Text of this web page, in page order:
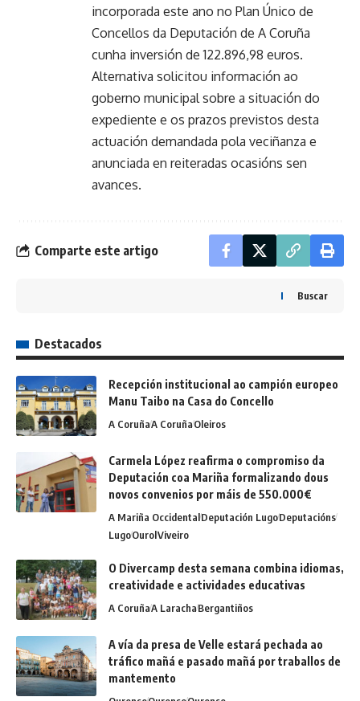
incorporada este ano no Plan Único de
Concellos da Deputación de A Coruña
cunha inversión de 122.896,98 euros.
Alternativa solicitou información ao
goberno municipal sobre a situación do
expediente e os prazos previstos desta
actuación demandada pola veciñanza e
anunciada en reiteradas ocasións sen
avances.
Comparte este artigo
Buscar
Destacados
Recepción institucional ao campión europeo
Manu Taibo na Casa do Concello
A CoruñaA CoruñaOleiros
Carmela López reafirma o compromiso da
Deputación coa Mariña formalizando dous
novos convenios por máis de 550.000€
A Mariña OccidentalDeputación LugoDeputacións
LugoOurolViveiro
O Divercamp desta semana combina idiomas,
creatividade e actividades educativas
A CoruñaA LarachaBergantiños
A vía da presa de Velle estará pechada ao
tráfico mañá e pasado mañá por traballos de
mantemento